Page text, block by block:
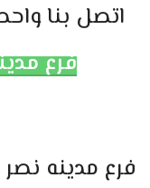
اتصل بنا
فرع
فرع مدينه نصر